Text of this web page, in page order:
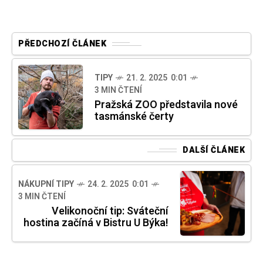
PŘEDCHOZÍ ČLÁNEK
TIPY
21. 2. 2025 0:01
3 MIN ČTENÍ
Pražská ZOO představila nové
tasmánské čerty
DALŠÍ ČLÁNEK
NÁKUPNÍ TIPY
24. 2. 2025 0:01
3 MIN ČTENÍ
Velikonoční tip: Sváteční
hostina začíná v Bistru U Býka!